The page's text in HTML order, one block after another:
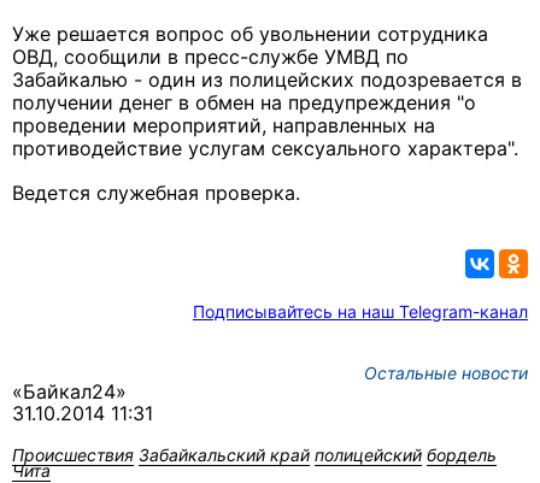
Уже решается вопрос об увольнении сотрудника
ОВД, сообщили в пресс-службе УМВД по
Забайкалью - один из полицейских подозревается в
получении денег в обмен на предупреждения "о
проведении мероприятий, направленных на
противодействие услугам сексуального характера".
Ведется служебная проверка.
Подписывайтесь на наш Telegram-канал
Остальные новости
«Байкал24»
31.10.2014 11:31
Происшествия Забайкальский край полицейский бордель
Чита